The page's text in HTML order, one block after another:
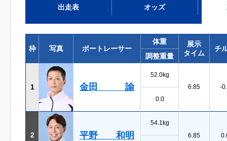
出走表 オッズ
枠 写真 ボートレーサー
体重
展示
タイム
チ
調整重量
1 金田 諭
52.0kg
6.85
-
0.0
2 平野 和明
54.1kg
6.85